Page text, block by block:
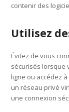
contenir des
Utilisez
Évitez de vous
sécurisés lorsque
ligne ou accédez
un réseau privé
une connexion